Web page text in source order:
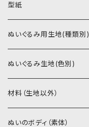
型紙
書籍（紙の本）
PDFデータ（ダウンロード）
ぬいぐるみ用生地(種類別)
ソフトボア（短毛）
ソフトボア（5mm）
ぬいトリコット
ぬいぐるみ生地(色別)
ソフトボア
スキンカラー系
ぬいトリコット
材料（生地以外）
アイロン接着シート
ぬいのボディ（素体）